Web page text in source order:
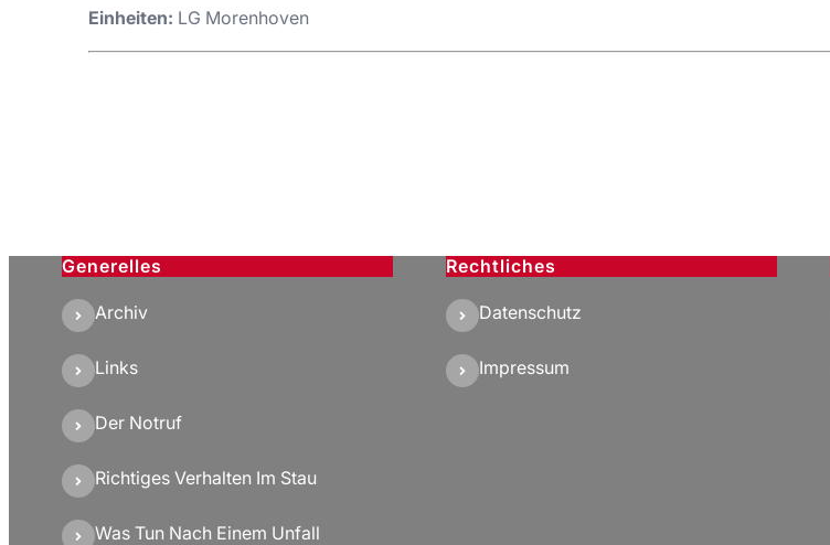
Einheiten: LG Morenhoven
Generelles
Archiv
Links
Der Notruf
Richtiges Verhalten Im Stau
Was Tun Nach Einem Unfall
Rechtliches
Datenschutz
Impressum